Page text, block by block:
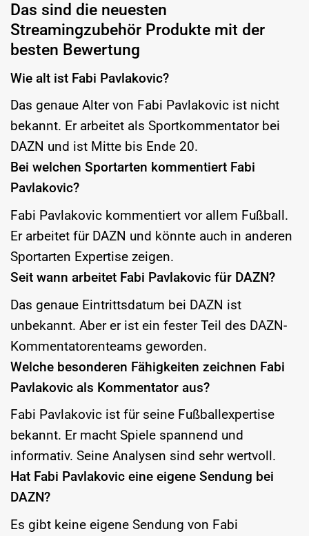
Das sind die neuesten
Streamingzubehör Produkte mit der
besten Bewertung
Wie alt ist Fabi Pavlakovic?
Das genaue Alter von Fabi Pavlakovic ist nicht
bekannt. Er arbeitet als Sportkommentator bei
DAZN und ist Mitte bis Ende 20.
Bei welchen Sportarten kommentiert Fabi
Pavlakovic?
Fabi Pavlakovic kommentiert vor allem Fußball.
Er arbeitet für DAZN und könnte auch in anderen
Sportarten Expertise zeigen.
Seit wann arbeitet Fabi Pavlakovic für DAZN?
Das genaue Eintrittsdatum bei DAZN ist
unbekannt. Aber er ist ein fester Teil des DAZN-
Kommentatorenteams geworden.
Welche besonderen Fähigkeiten zeichnen Fabi
Pavlakovic als Kommentator aus?
Fabi Pavlakovic ist für seine Fußballexpertise
bekannt. Er macht Spiele spannend und
informativ. Seine Analysen sind sehr wertvoll.
Hat Fabi Pavlakovic eine eigene Sendung bei
DAZN?
Es gibt keine eigene Sendung von Fabi